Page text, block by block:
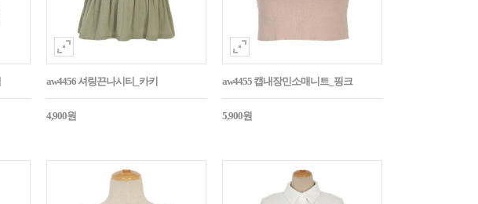
aw4456 셔링끈나시티_카키
4,900원
aw4455 캡내장민소매니트_핑크
5,900원